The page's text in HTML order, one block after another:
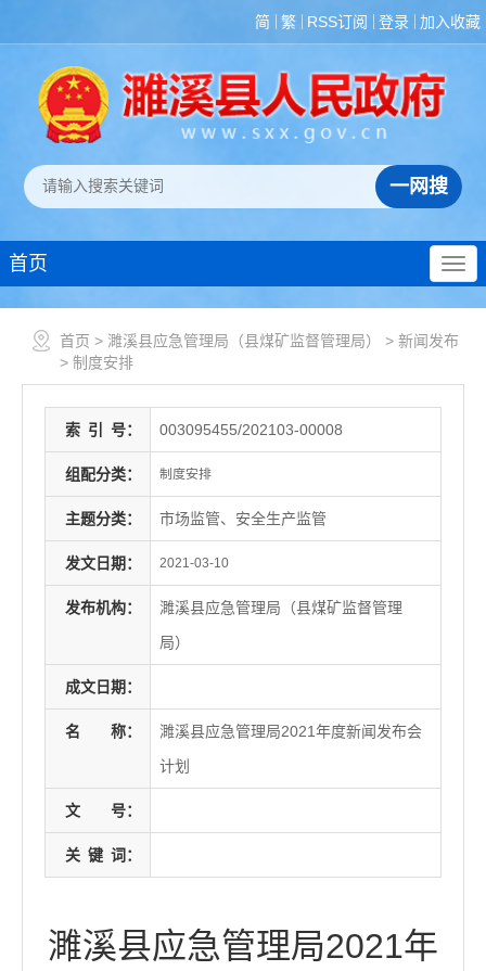
简 繁 RSS订阅 登录 加入收藏
首页
首页 > 濉溪县应急管理局（县煤矿监督管理局） > 新闻发布
> 制度安排
索 引 号： 003095455/202103-00008
组配分类： 制度安排
主题分类： 市场监管、安全生产监管
发文日期： 2021-03-10
发布机构：
濉溪县应急管理局（县煤矿监督管理
局）
成文日期：
名 称：
濉溪县应急管理局2021年度新闻发布会
计划
文 号：
关 键 词：
濉溪县应急管理局2021年